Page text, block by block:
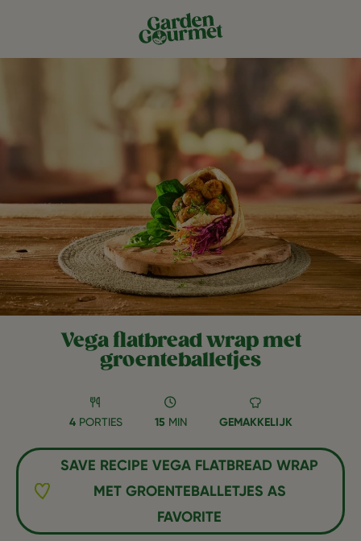
Vega flatbread wrap met
groenteballetjes
4 PORTIES 15 MIN GEMAKKELIJK
SAVE RECIPE VEGA FLATBREAD WRAP
MET GROENTEBALLETJES AS
FAVORITE